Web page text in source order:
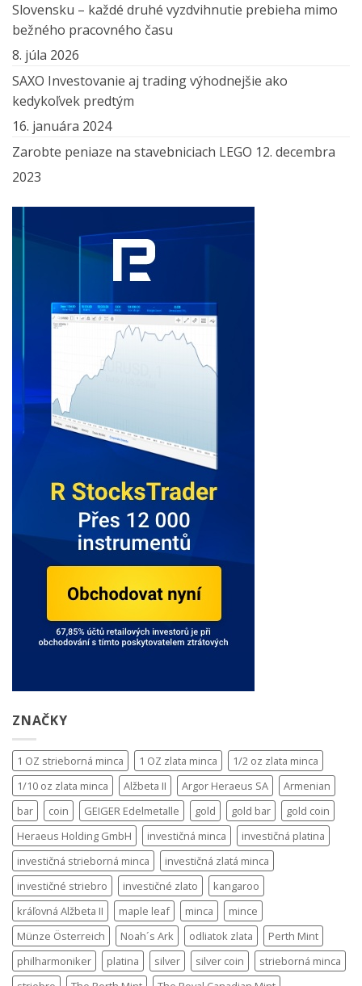
Slovensku – každé druhé vyzdvihnutie prebieha mimo
bežného pracovného času
8. júla 2026
SAXO Investovanie aj trading výhodnejšie ako
kedykoľvek predtým
16. januára 2024
Zarobte peniaze na stavebniciach LEGO 12. decembra
2023
ZNAČKY
1 OZ strieborná minca 1 OZ zlata minca
1/2 oz zlata minca
1/10 oz zlata minca
Alžbeta II Argor Heraeus SA
Armenian
bar
coin GEIGER Edelmetalle gold gold bar
gold coin
Heraeus Holding GmbH
investičná minca
investičná platina
investičná strieborná minca
investičná zlatá minca
investičné striebro
investičné zlato
kangaroo
kráľovná Alžbeta II
maple leaf minca
mince
Münze Österreich
Noah´s Ark odliatok zlata
Perth Mint
philharmoniker
platina silver silver coin
strieborná minca